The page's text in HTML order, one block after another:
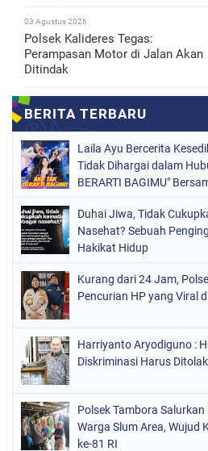
03 Agustus 2026
Polsek Kalideres Tegas:
Perampasan Motor di Jalan Akan
Ditindak
Laila Ayu Bercerita
Tidak Dihargai dalam
BERARTI BAGIMU"
Duhai Jiwa, Tidak
Nasehat? Sebuah
Hakikat Hidup
Kurang dari 24 Jam,
Pencurian HP yang Viral
Harriyanto Aryodiguno :
Diskriminasi Harus Ditolak
Polsek Tambora
Warga Slum Area, Wujud
ke-81 RI